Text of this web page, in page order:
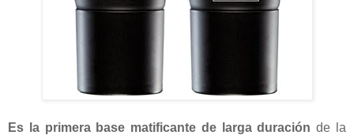
Es la primera base matificante de larga duración de la